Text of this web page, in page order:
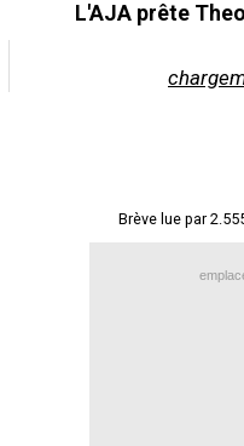
L'AJA prête
Brève lue par
Tableau transferts L1
Contact / Signaler un bug